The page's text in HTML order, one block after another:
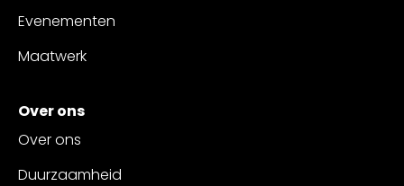
Evenementen
Maatwerk
Over ons
Over ons
Duurzaamheid